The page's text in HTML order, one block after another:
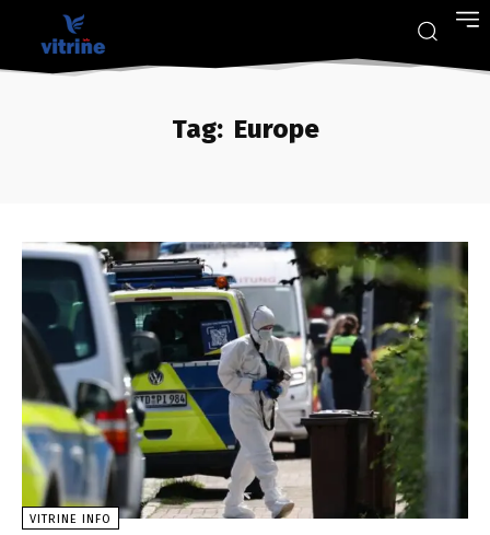
Tag: Europe
VITRINE INFO